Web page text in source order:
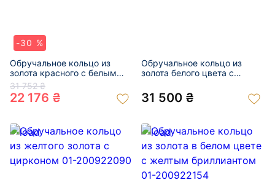
-30 %
Обручальное кольцо из
золота красного с белым
цвета с цирконом 01-
200344151
31 752 ₴
22 176 ₴
Обручальное кольцо из
золота белого цвета с
31 500 ₴